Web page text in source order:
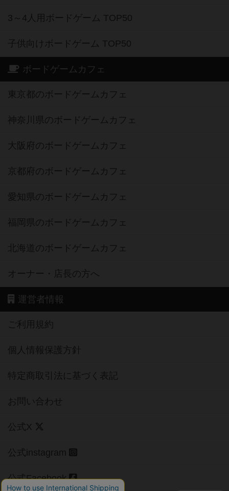
3～4人用ボードゲーム TOP50
子供向けボードゲーム TOP50
ボードゲームカフェ
東京都のボードゲームカフェ
神奈川県のボードゲームカフェ
大阪府のボードゲームカフェ
京都府のボードゲームカフェ
愛知県のボードゲームカフェ
福岡県のボードゲームカフェ
北海道のボードゲームカフェ
オーナー・店長の方へ
運営者情報
ご利用規約
個人情報保護方針
特定商取引法に基づく表記
お問い合わせ
公式X
公式instagram
公式Facebook